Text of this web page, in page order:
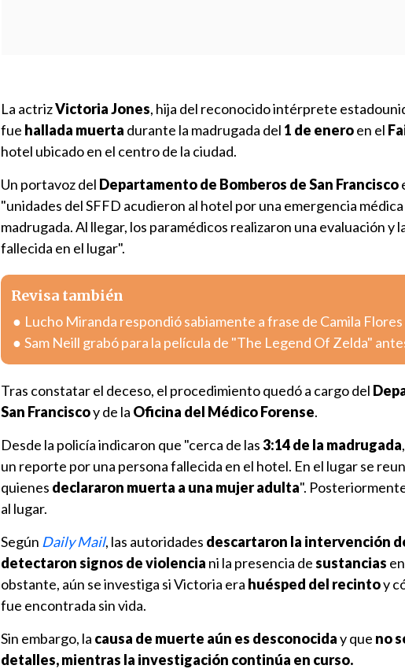
La actrizVictoria Jones, hija del reconocido intérprete
fue hallada muerta durante la madrugada del 1 de eneroen el
hotel ubicado en el centro de la ciudad.
Un portavoz del Departamento de Bomberos de San Francisco
"unidades del SFFD acudieron al hotel por una emergencia
madrugada. Al llegar, los paramédicos realizaron una evaluación y
fallecida en el lugar".
Revisa también
Lucho Miranda respondió sabiamente a frase de Camila
Sam Neill grabó para la película de "The Legend Of Zelda"
Tras constatar el deceso, el procedimiento quedó a cargo del
San Franciscoy de la Oficina del Médico Forense.
Desde la policía indicaron que "cerca de las3:14 de la madrugada
un reporte por una persona fallecida en el hotel. En el lugar se
quienes declararon muerta a una mujer adulta".
al lugar.
Según Daily Mail, las autoridades descartaron la intervención
detectaron signos de violencia ni la presencia desustancias
obstante, aún se investiga si Victoria era huésped del recintoy
fue encontrada sin vida.
Sin embargo, la causa de muerte aún es desconociday que no
detalles, mientras la investigación continúa en curso.